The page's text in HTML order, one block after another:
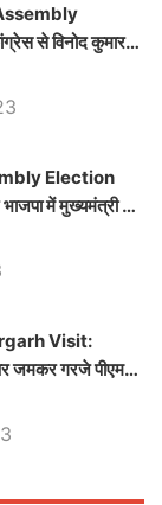
से विनोद कुमार
भाजपा उम्मीदवार,
सीट के ताजा
Election
में मुख्यमंत्री का
?
Visit:
जमकर गरजे पीएम
भाषण की बड़ी